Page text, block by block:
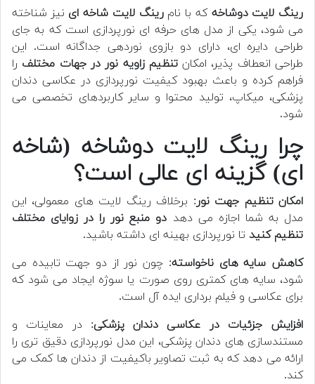
رینگ لایت دوشاخه که با نامرینگ لایت شاخه ای نیز شناخته
می شود، یکی از مدل های حرفه ای نورپردازی است که به جای
طراحی دایره ای، دارای دو بازوی نوردهی جداگانه است. این
طراحی انعطاف پذیر، امکانتنظیم زاویه نور در جهات مختلف را
فراهم کرده و باعث بهبود کیفیت نورپردازی در عکاسی دندان
پزشکی، میکاپ، تولید محتوا و سایر کاربردهای تخصصی می
شود.
چرا رینگ لایت دوشاخه (شاخه
ای) گزینه ای عالی است؟
امکان تنظیم جهت نور: برخلاف رینگ لایت های معمولی، این
مدل به شما اجازه می دهد دو منبع نور را در زوایای مختلف
تنظیم کنید تا نورپردازی بهینه ای داشته باشید.
کاهش سایه های ناخواسته: چون نور از دو جهت تابیده می
شود، سایه های کمتری روی صورت یا سوژه ایجاد می شود که
برای عکاسی و فیلم برداری ایده آل است.
افزایش جزئیات در عکاسی دندان پزشکی: در معاینات و
مستندسازی های دندان پزشکی، این مدل نورپردازی دقیق تری را
ارائه می دهد که به ثبت تصاویر باکیفیت از دندان ها کمک می
کند.